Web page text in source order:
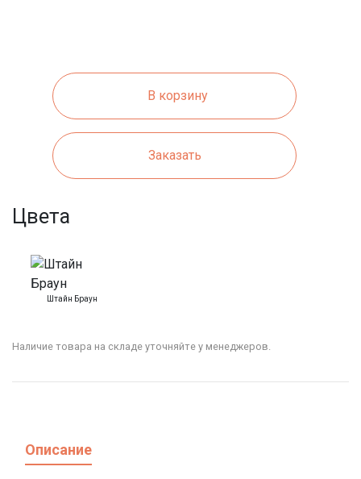
В корзину
Заказать
Цвета
Штайн Браун
Наличие товара на складе уточняйте у менеджеров.
Описание